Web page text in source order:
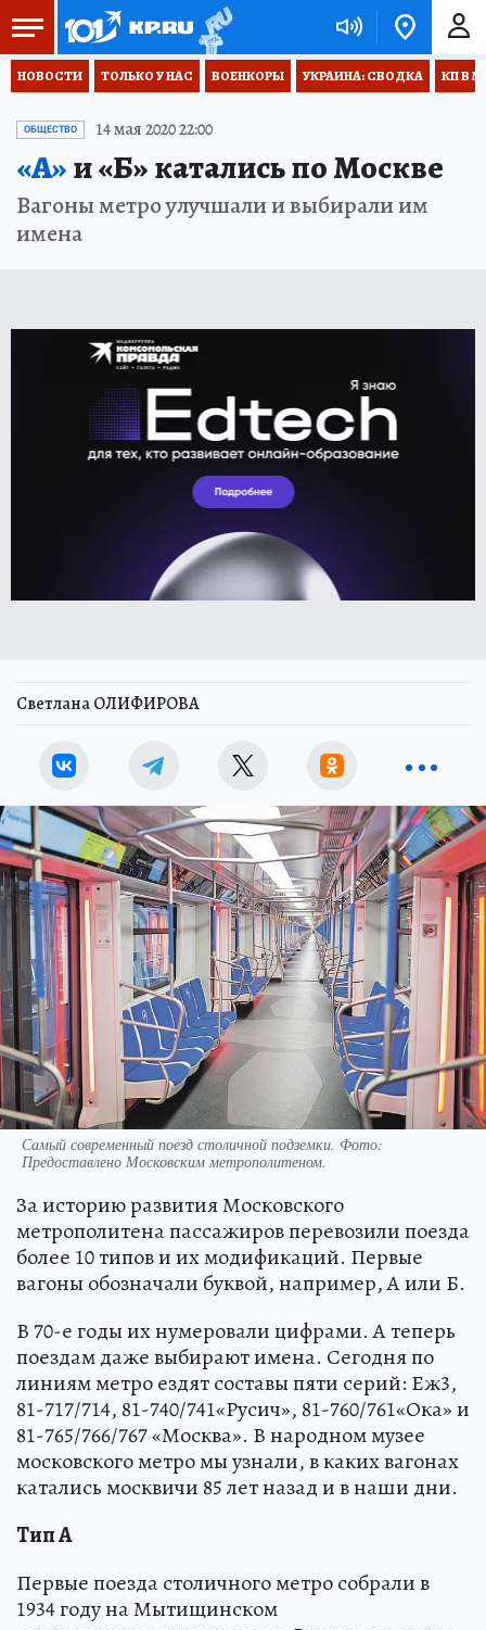
НОВОСТИ ТОЛЬКО У НАС ВОЕНКОРЫ УКРАИНА: СВОДКА КП В
ОБЩЕСТВО 14 мая 2020 22:00
«А»и «Б» катались по Москве
Вагоны метро улучшали и выбирали им
имена
Светлана ОЛИФИРОВА
Самый современный поезд столичной подземки. Фото:
Предоставлено Московским метрополитеном.
За историю развития Московского
метрополитена пассажиров перевозили поезда
более 10 типов и их модификаций. Первые
вагоны обозначали буквой, например, А или Б.
В 70-е годы их нумеровали цифрами. А теперь
поездам даже выбирают имена. Сегодня по
линиям метро ездят составы пяти серий: Еж3,
81-717/714, 81-740/741«Русич», 81-760/761«Ока» и
81-765/766/767 «Москва». В народном музее
московского метро мы узнали, в каких вагонах
катались москвичи 85 лет назад и в наши дни.
Тип А
Первые поезда столичного метро собрали в
1934 году на Мытищинском